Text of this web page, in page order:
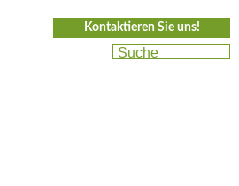
Kontaktieren Sie uns!